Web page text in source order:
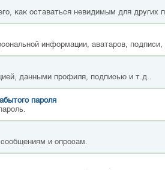
как оставаться невидимым для других
информации, аватаров,
данными профиля, подписью и т.д..
пароля
и опросам.